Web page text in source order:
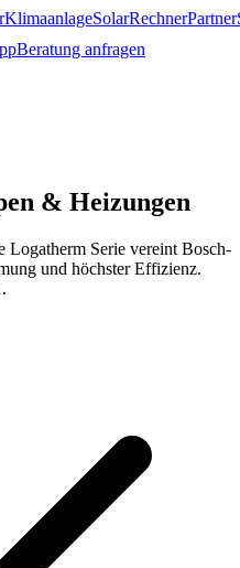
KlimaanlageSolarRechnerPartner
Beratung anfragen
& Heizungen
Logatherm Serie vereint Bosch-
und höchster Effizienz.